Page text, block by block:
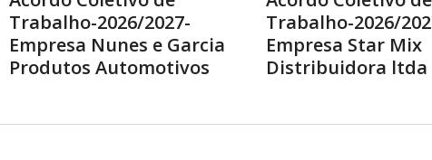
Trabalho-2026/2027-
Empresa Nunes e Garcia
Produtos Automotivos
Trabalho-2026/
Empresa Star Mix
Distribuidora ltda